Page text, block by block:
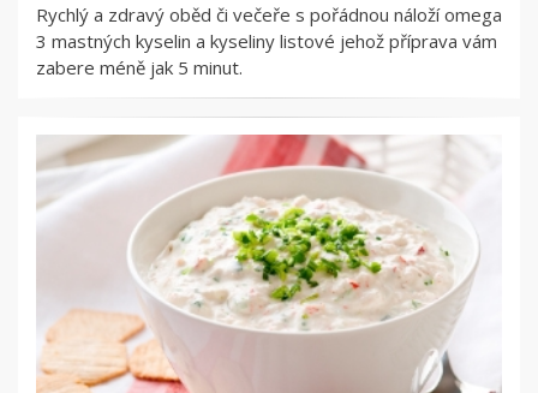
Rychlý a zdravý oběd či večeře s pořádnou náloží omega
3 mastných kyselin a kyseliny listové jehož příprava vám
zabere méně jak 5 minut.